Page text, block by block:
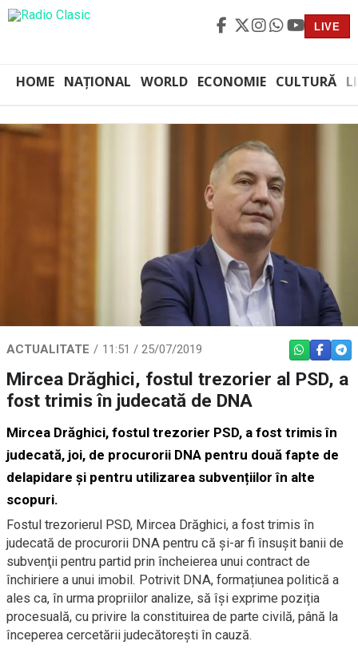
LIVE
HOME NAȚIONAL WORLD ECONOMIE CULTURĂ
ACTUALITATE 11:51 / 25/07/2019 WHATSAPP
Mircea Drăghici, fostul trezorier al PSD, a
fost trimis în judecată de DNA
Mircea Drăghici, fostul trezorier PSD, a fost trimis în
judecată, joi, de procurorii DNA pentru două fapte de
delapidare și pentru utilizarea subvențiilor în alte
scopuri.
Fostul trezorierul PSD, Mircea Drăghici, a fost trimis în
judecată de procurorii DNA pentru că şi-ar fi însuşit banii de
subvenţii pentru partid prin încheierea unui contract de
închiriere a unui imobil. Potrivit DNA, formațiunea politică a
ales ca, în urma propriilor analize, să își exprime poziția
procesuală, cu privire la constituirea de parte civilă, până la
începerea cercetării judecătorești în cauză.